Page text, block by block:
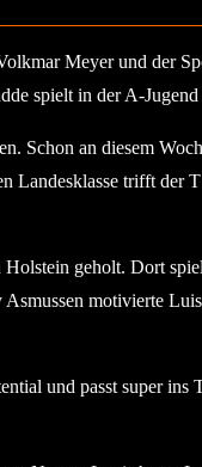
Meyer und der
spielt in der A-
Schon an diesem
trifft der
geholt. Dort
motivierte
und passt super